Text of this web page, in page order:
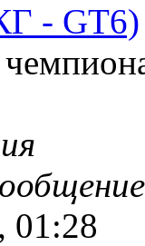
- GT6)
01:28